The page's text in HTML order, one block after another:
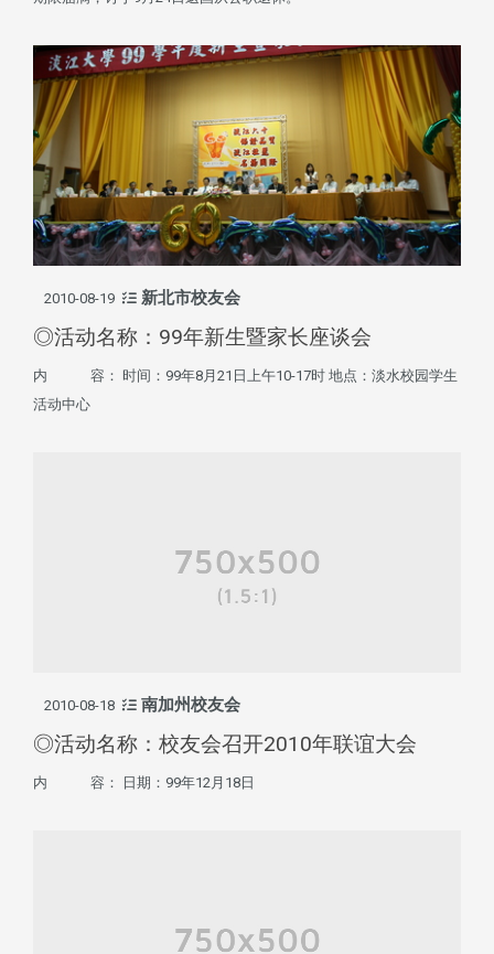
2010-08-19 新北市校友会
◎活动名称：99年新生暨家长座谈会
内 容： 时间：99年8月21日上午10-17时 地点：淡水校园学生
活动中心
2010-08-18 南加州校友会
◎活动名称：校友会召开2010年联谊大会
内 容： 日期：99年12月18日